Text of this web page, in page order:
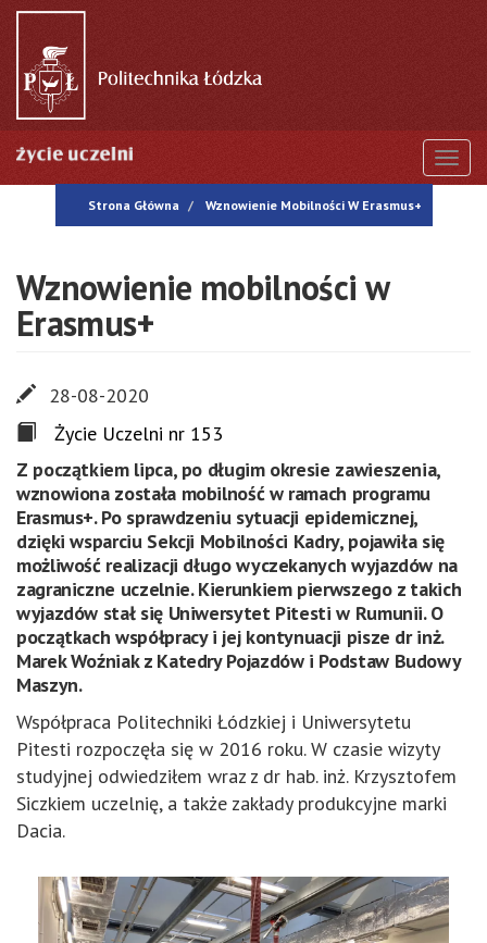
Przejdź
treści
Strona Główna Wznowienie Mobilności W Erasmus+
Wznowienie mobilności w
Erasmus+
28-08-2020
Życie Uczelni nr 153
Z początkiem lipca, po długim okresie zawieszenia,
wznowiona została mobilność w ramach programu
Erasmus+. Po sprawdzeniu sytuacji epidemicznej,
dzięki wsparciu Sekcji Mobilności Kadry, pojawiła się
możliwość realizacji długo wyczekanych wyjazdów na
zagraniczne uczelnie. Kierunkiem pierwszego z takich
wyjazdów stał się Uniwersytet Pitesti w Rumunii. O
początkach współpracy i jej kontynuacji pisze dr inż.
Marek Woźniak z Katedry Pojazdów i Podstaw Budowy
Maszyn.
Współpraca Politechniki Łódzkiej i Uniwersytetu
Pitesti rozpoczęła się w 2016 roku. W czasie wizyty
studyjnej odwiedziłem wraz z dr hab. inż. Krzysztofem
Siczkiem uczelnię, a także zakłady produkcyjne marki
Dacia.